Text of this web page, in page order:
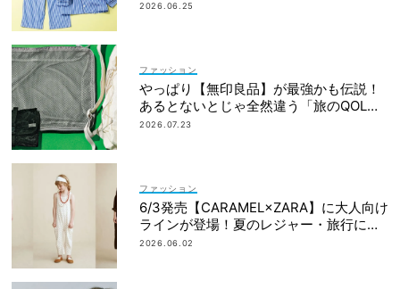
2026.06.25
ファッション
やっぱり【無印良品】が最強かも伝説！
あるとないとじゃ全然違う「旅のQOL爆
上げアイテム」
2026.07.23
ファッション
6/3発売【CARAMEL×ZARA】に大人向け
ラインが登場！夏のレジャー・旅行にも
おすすめ
2026.06.02